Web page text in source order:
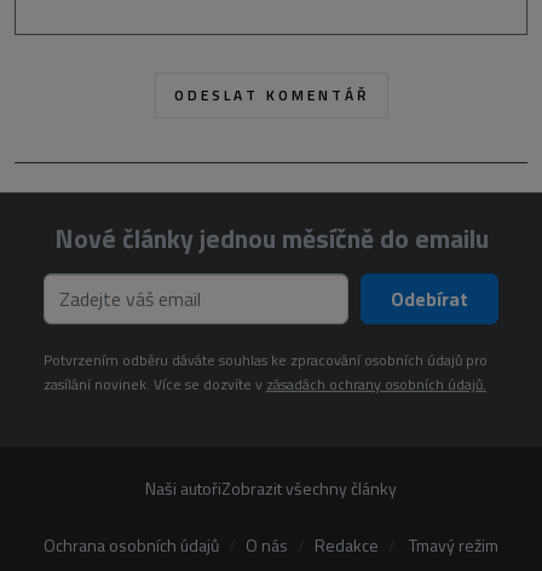
Nové články jednou měsíčně do emailu
Odebírat
Potvrzením odběru dáváte souhlas ke zpracování osobních údajů pro
zasílání novinek. Více se dozvíte v zásadách ochrany osobních údajů.
Naši autořiZobrazit všechny články
Ochrana osobních údajů O nás Redakce Tmavý režim